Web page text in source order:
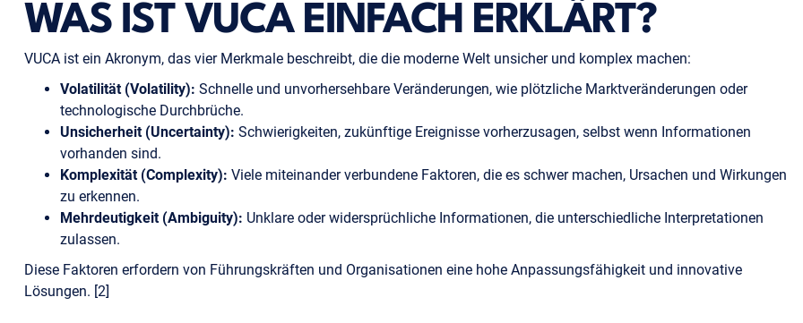
WAS IST VUCA EINFACH ERKLÄRT?
VUCA ist ein Akronym, das vier Merkmale beschreibt, die die moderne Welt unsicher und komplex machen:
Volatilität (Volatility): Schnelle und unvorhersehbare Veränderungen, wie plötzliche Marktveränderungen oder
technologische Durchbrüche.
Unsicherheit (Uncertainty): Schwierigkeiten, zukünftige Ereignisse vorherzusagen, selbst wenn Informationen
vorhanden sind.
Komplexität (Complexity): Viele miteinander verbundene Faktoren, die es schwer machen, Ursachen und Wirkungen
zu erkennen.
Mehrdeutigkeit (Ambiguity): Unklare oder widersprüchliche Informationen, die unterschiedliche Interpretationen
zulassen.
Diese Faktoren erfordern von Führungskräften und Organisationen eine hohe Anpassungsfähigkeit und innovative
Lösungen. [2]